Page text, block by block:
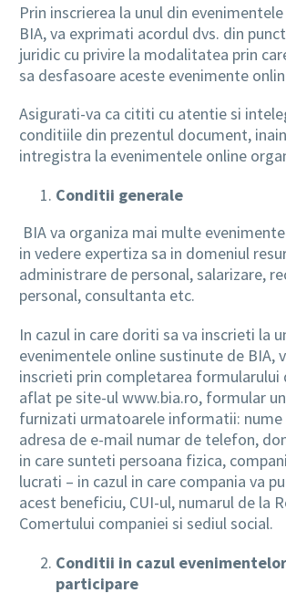
Prin inscrierea la unul din
BIA, va exprimati acordul dvs. din
juridic cu privire la modalitatea prin
sa desfasoare aceste evenimente
Asigurati-va ca cititi cu atentie si
conditiile din prezentul document,
intregistra la evenimentele online
Conditii generale
BIA va organiza mai multe
in vedere expertiza sa in domeniul
administrare de personal, salarizare,
personal, consultanta etc.
In cazul in care doriti sa va inscrieti la
evenimentele online sustinute de BIA,
inscrieti prin completarea formularului
aflat pe site-ul www.bia.ro, formular
furnizati urmatoarele informatii: nume
adresa de e-mail numar de telefon,
in care sunteti persoana fizica,
lucrati – in cazul in care compania va
acest beneficiu, CUI-ul, numarul de la
Comertului companiei si sediul social.
Conditii in cazul
participare